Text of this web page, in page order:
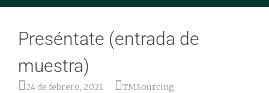
Preséntate (entrada de
muestra)
24 de febrero, 2021 TMSourcing